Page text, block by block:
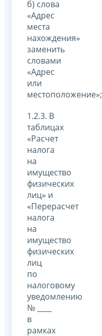
б) слова
«Адрес
места
нахождения»
заменить
словами
«Адрес
или
местоположение»;
1.2.3. В
таблицах
«Расчет
налога
на
имущество
физических
лиц» и
«Перерасчет
налога
на
имущество
физических
лиц
по
налоговому
уведомлению
№ ____
в
рамках